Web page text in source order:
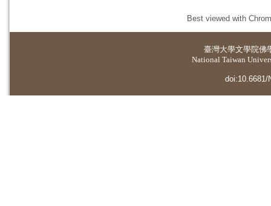
Best viewed with
臺灣大學文學院佛
National Taiwan
doi:10.6681/